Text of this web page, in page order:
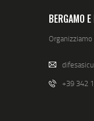
BERGAMO
+39 342